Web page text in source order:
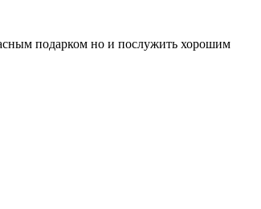
подарком но и послужить хорошим